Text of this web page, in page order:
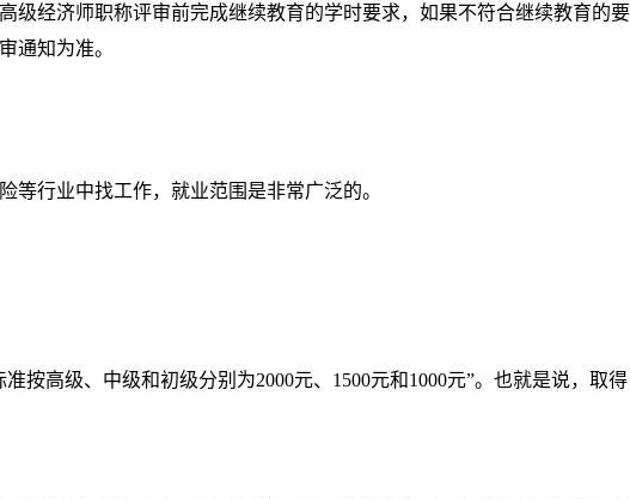
经济师职称评审前完成继续教育的学时要求，如果不符合继续教育的要
通知为准。
行业中找工作，就业范围是非常广泛的。
高级、中级和初级分别为2000元、1500元和1000元”。也就是说，取得